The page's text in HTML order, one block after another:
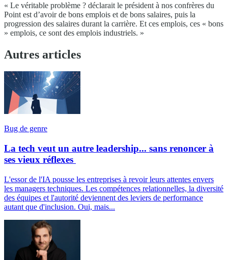
« Le véritable problème ? déclarait le président à nos confrères du
Point est d’avoir de bons emplois et de bons salaires, puis la
progression des salaires durant la carrière. Et ces emplois, ces « bons
» emplois, ce sont des emplois industriels. »
Autres articles
Bug de genre
La tech veut un autre leadership... sans renoncer à
ses vieux réflexes
L'essor de l'IA pousse les entreprises à revoir leurs attentes envers
les managers techniques. Les compétences relationnelles, la diversité
des équipes et l'autorité deviennent des leviers de performance
autant que d'inclusion. Oui, mais...